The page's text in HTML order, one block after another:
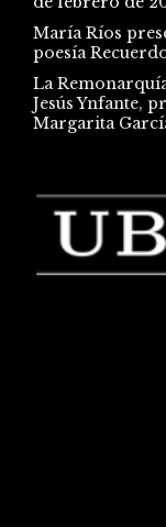
María Ríos
poesía
La
Jesús Ynfante,
Margarita